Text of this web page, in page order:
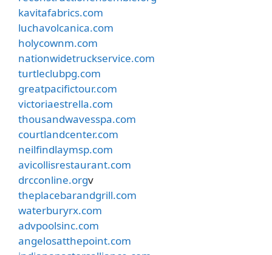
kavitafabrics.com
luchavolcanica.com
holycownm.com
nationwidetruckservice.com
turtleclubpg.com
greatpacifictour.com
victoriaestrella.com
thousandwavesspa.com
courtlandcenter.com
neilfindlaymsp.com
avicollisrestaurant.com
drcconline.orgv
theplacebarandgrill.com
waterburyrx.com
advpoolsinc.com
angelosatthepoint.com